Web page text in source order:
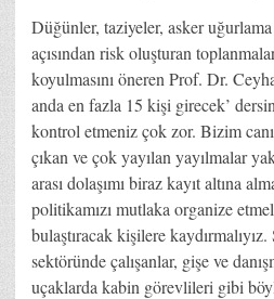
Düğünler, taziyeler, asker
açısından risk oluşturan
koyulmasını öneren Prof. Dr.
anda en fazla 15 kişi girecek’
kontrol etmeniz çok zor. Bizim
çıkan ve çok yayılan yayılmalar
arası dolaşımı biraz kayıt altına
politikamızı mutlaka organize
bulaştıracak kişilere
sektöründe çalışanlar, gişe ve
uçaklarda kabin görevlileri gibi